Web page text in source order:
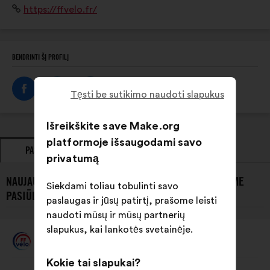
club, entre adultes ou dans les écoles françaises de
Interneto
https://ffvelo.fr/
BENDRINTI ŠĮ PROFILĮ
PASIŪLYMAI
NAUJAUSI FÉDÉRATION FRANÇAISE DE CYCLOTOURISME
PASIŪLYMAI:
Pasiūlymas:
Pasiūlymo
Tęsti be sutikimo naudoti slapukus
Išreikškite save Make.org
platformoje išsaugodami savo
privatumą
Siekdami toliau tobulinti savo
paslaugas ir jūsų patirtį, prašome leisti
naudoti mūsų ir mūsų partnerių
slapukus, kai lankotės svetainėje.
Kokie tai slapukai?